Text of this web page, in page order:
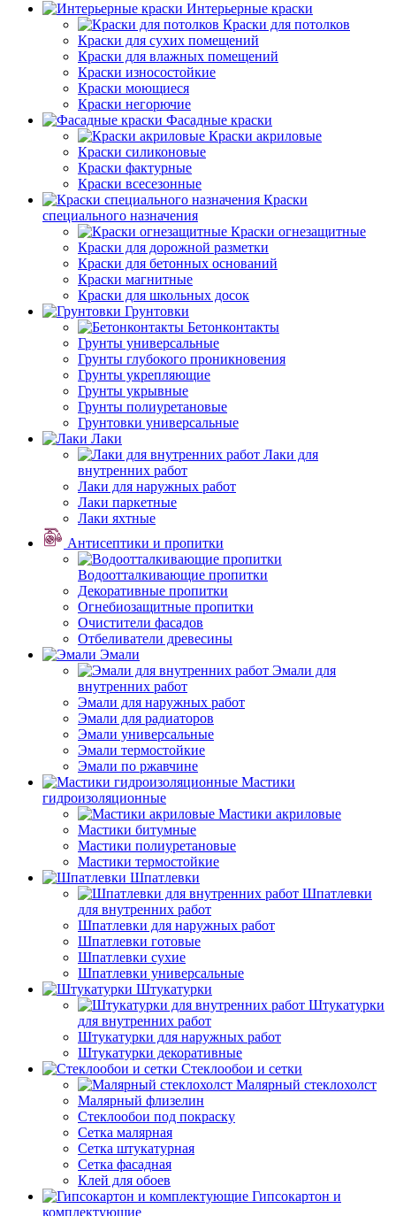
Интерьерные краски
Краски для потолков
Краски для сухих помещений
Краски для влажных помещений
Краски износостойкие
Краски моющиеся
Краски негорючие
Фасадные краски
Краски акриловые
Краски силиконовые
Краски фактурные
Краски всесезонные
Краски
специального назначения
Краски огнезащитные
Краски для дорожной разметки
Краски для бетонных оснований
Краски магнитные
Краски для школьных досок
Грунтовки
Бетонконтакты
Грунты универсальные
Грунты глубокого проникновения
Грунты укрепляющие
Грунты укрывные
Грунты полиуретановые
Грунтовки универсальные
Лаки
Лаки для
внутренних работ
Лаки для наружных работ
Лаки паркетные
Лаки яхтные
Антисептики и пропитки
Водоотталкивающие пропитки
Декоративные пропитки
Огнебиозащитные пропитки
Очистители фасадов
Отбеливатели древесины
Эмали
Эмали для
внутренних работ
Эмали для наружных работ
Эмали для радиаторов
Эмали универсальные
Эмали термостойкие
Эмали по ржавчине
Мастики
гидроизоляционные
Мастики акриловые
Мастики битумные
Мастики полиуретановые
Мастики термостойкие
Шпатлевки
Шпатлевки
для внутренних работ
Шпатлевки для наружных работ
Шпатлевки готовые
Шпатлевки сухие
Шпатлевки универсальные
Штукатурки
Штукатурки
для внутренних работ
Штукатурки для наружных работ
Штукатурки декоративные
Стеклообои и сетки
Малярный стеклохолст
Малярный флизелин
Стеклообои под покраску
Сетка малярная
Сетка штукатурная
Сетка фасадная
Клей для обоев
Гипсокартон и
комплектующие